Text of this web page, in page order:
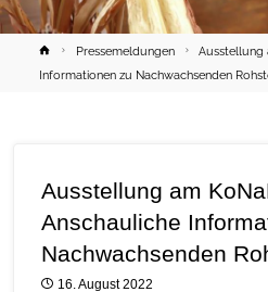
HomePressemeldungen
Ausstellung
Informationen zu Nachwachsenden
Ausstellung am
Anschauliche
Nachwachsenden
16. August 2022